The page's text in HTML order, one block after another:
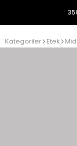
Kategoriler Etek